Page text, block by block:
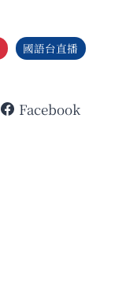
國語台直播
Facebook